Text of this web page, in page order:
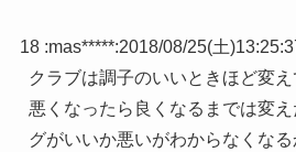
18 :mas*****:2018/08/25(土
クラブは調子のいいときほど変え
悪くなったら良くなるまでは変
グがいいか悪いがわからなくな